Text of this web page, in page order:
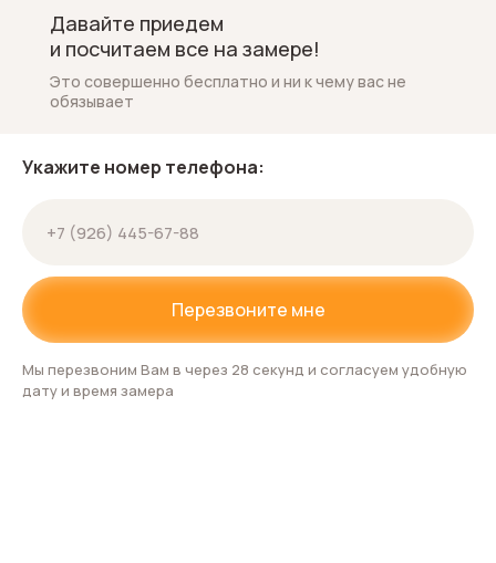
Давайте приедем
и посчитаем все на замере!
Это совершенно бесплатно и ни к чему вас не
обязывает
Укажите номер телефона:
Перезвоните мне
Мы перезвоним Вам в через 28 секунд и согласуем удобную
дату и время замера